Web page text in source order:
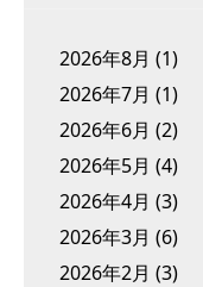
2026年8月 (1)
2026年7月 (1)
2026年6月 (2)
2026年5月 (4)
2026年4月 (3)
2026年3月 (6)
2026年2月 (3)